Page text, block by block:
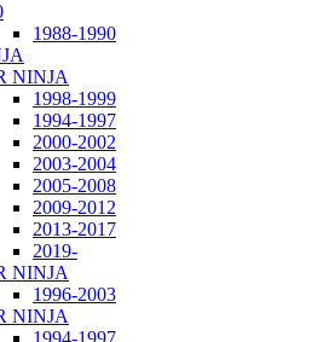
1988-1990
NINJA
1998-1999
1994-1997
2000-2002
2003-2004
2005-2008
2009-2012
2013-2017
2019-
NINJA
1996-2003
NINJA
1994-1997